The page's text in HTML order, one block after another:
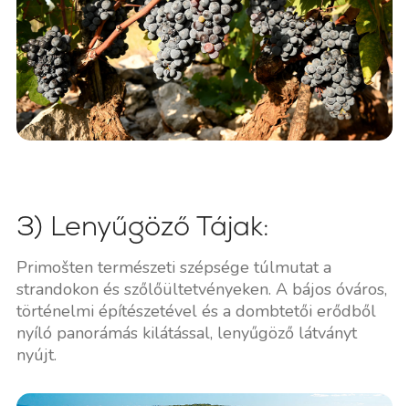
3) Lenyűgöző Tájak:
Primošten természeti szépsége túlmutat a
strandokon és szőlőültetvényeken. A bájos óváros,
történelmi építészetével és a dombtetői erődből
nyíló panorámás kilátással, lenyűgöző látványt
nyújt.